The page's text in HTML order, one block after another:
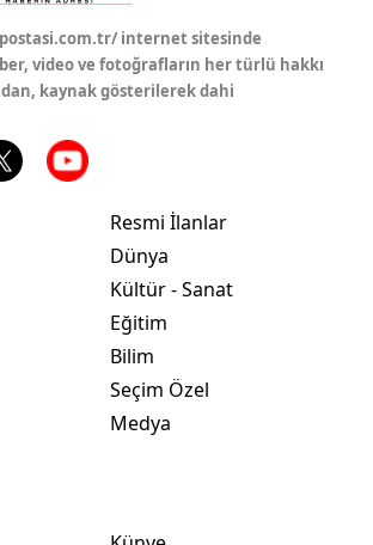
internet sitesinde
video ve fotoğrafların her türlü hakkı
kaynak gösterilerek dahi
Resmi İlanlar
Dünya
Kültür - Sanat
Eğitim
Bilim
Seçim Özel
Medya